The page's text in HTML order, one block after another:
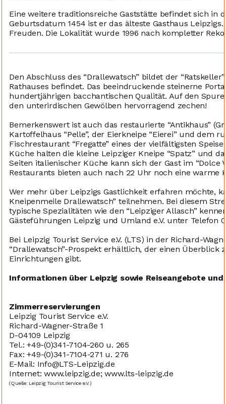
Eine weitere traditionsreiche Gaststätte befindet sich in
Geburtsdatum 1454 ist er das älteste Gasthaus
Freuden. Die Lokalität wurde 1996 nach kompletter
Den Abschluss des “Drallewatsch” bildet der
Rathauses befindet. Das beeindruckende steinerne
hundertjährigen bacchantischen Qualität. Auf den
den unterirdischen Gewölben hervorragend zechen!
Bemerkenswert ist auch das restaurierte “Antikhaus”
Kartoffelhaus “Pelle”, der Eierkneipe “Eierei” und dem
Fischrestaurant “Fregatte” eines der vielfältigsten
Küche halten die kleine Leipziger Kneipe “Spatz” und
Seiten italienischer Küche kann sich der Gast im “Dolce
Restaurants bieten auch nach 22 Uhr noch eine warme
Wer mehr über Leipzigs Gastlichkeit erfahren möchte,
Kneipenmeile Drallewatsch” teilnehmen. Bei diesem
typische Spezialitäten wie den “Leipziger Allasch”
Gästeführungen Leipzig und Umland e.V. unter Telefon
Bei Leipzig Tourist Service e.V. (LTS) in der Richard-
“Drallewatsch”-Prospekt erhältlich, der einen Überblick
Einrichtungen gibt.
Informationen über Leipzig sowie Reiseangebote und
Zimmerreservierungen
Leipzig Tourist Service e.V.
Richard-Wagner-Straße 1
D-04109 Leipzig
Tel.: +49-(0)341-7104-260 u. 265
Fax: +49-(0)341-7104-271 u. 276
E-Mail: Info@LTS-Leipzig.de
Internet: www.leipzig.de; www.lts-leipzig.de
(Quelle: Leipzig Tourist Service e.V.)